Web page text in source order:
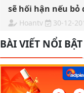
sẽ hối hận nếu bỏ
Hoantv 30-12-
BÀI VIẾT NỔI BẬT